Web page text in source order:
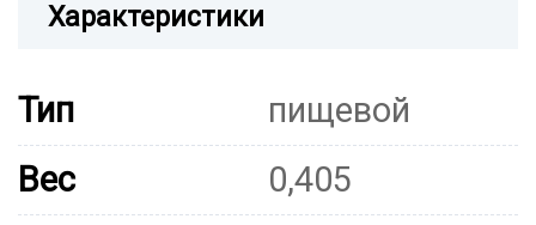
Характеристики
Тип
пищевой
Вес
0,405